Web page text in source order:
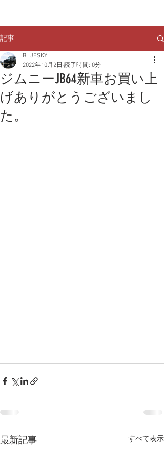
記事
ジムニーJB64新車お買い上
げありがとうございまし
た。
BLUESKY
2022年10月2日 読了時間: 0分
最新記事 すべて表示